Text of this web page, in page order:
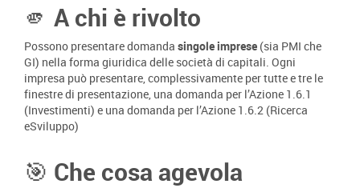
🫵 A chi è rivolto
Possono presentare domanda singole imprese (sia PMI che
GI) nella forma giuridica delle società di capitali. Ogni
impresa può presentare, complessivamente per tutte e tre le
finestre di presentazione, una domanda per l’Azione 1.6.1
(Investimenti) e una domanda per l’Azione 1.6.2 (Ricerca
eSviluppo)
🎯 Che cosa agevola